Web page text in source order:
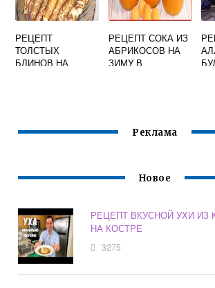
РЕЦЕПТ
ТОЛСТЫХ
БЛИНОВ НА
РЕЦЕПТ СОКА ИЗ
АБРИКОСОВ НА
ЗИМУ В
Реклама
Новое
РЕЦЕПТ ВКУСНОЙ УХИ
НА КОСТРЕ
3275